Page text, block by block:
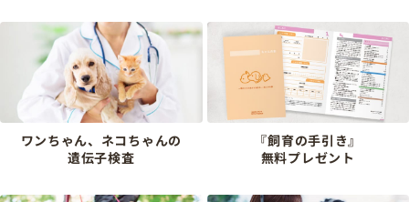
ワンちゃん、ネコちゃんの
遺伝子検査
『飼育の手引き』
無料プレゼント